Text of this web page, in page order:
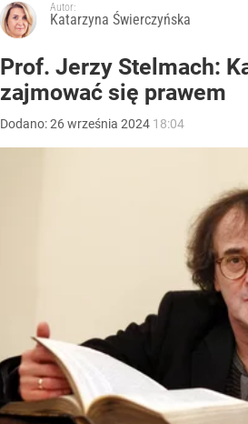
Autor:
Katarzyna Świerczyńska
Prof. Jerzy Stelmach:
zajmować się prawem
Dodano:26września 2024 18:04